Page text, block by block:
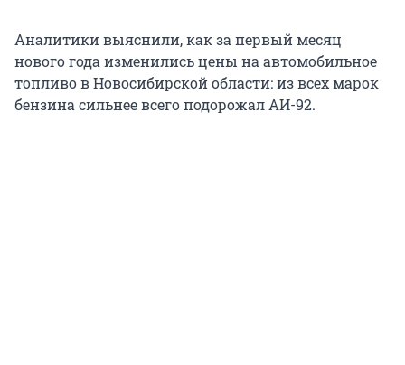
Аналитики выяснили, как за первый месяц
нового года изменились цены на автомобильное
топливо в Новосибирской области: из всех марок
бензина сильнее всего подорожал АИ-92.